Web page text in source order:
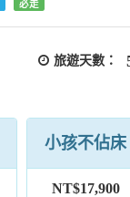
必走
旅遊天數：
小孩不佔床
NT$17,900